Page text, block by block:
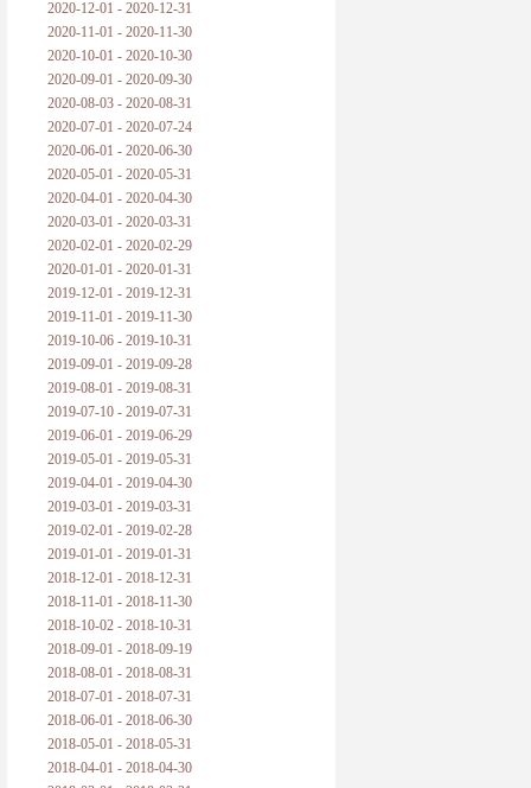
2020-12-01 - 2020-12-31
2020-11-01 - 2020-11-30
2020-10-01 - 2020-10-30
2020-09-01 - 2020-09-30
2020-08-03 - 2020-08-31
2020-07-01 - 2020-07-24
2020-06-01 - 2020-06-30
2020-05-01 - 2020-05-31
2020-04-01 - 2020-04-30
2020-03-01 - 2020-03-31
2020-02-01 - 2020-02-29
2020-01-01 - 2020-01-31
2019-12-01 - 2019-12-31
2019-11-01 - 2019-11-30
2019-10-06 - 2019-10-31
2019-09-01 - 2019-09-28
2019-08-01 - 2019-08-31
2019-07-10 - 2019-07-31
2019-06-01 - 2019-06-29
2019-05-01 - 2019-05-31
2019-04-01 - 2019-04-30
2019-03-01 - 2019-03-31
2019-02-01 - 2019-02-28
2019-01-01 - 2019-01-31
2018-12-01 - 2018-12-31
2018-11-01 - 2018-11-30
2018-10-02 - 2018-10-31
2018-09-01 - 2018-09-19
2018-08-01 - 2018-08-31
2018-07-01 - 2018-07-31
2018-06-01 - 2018-06-30
2018-05-01 - 2018-05-31
2018-04-01 - 2018-04-30